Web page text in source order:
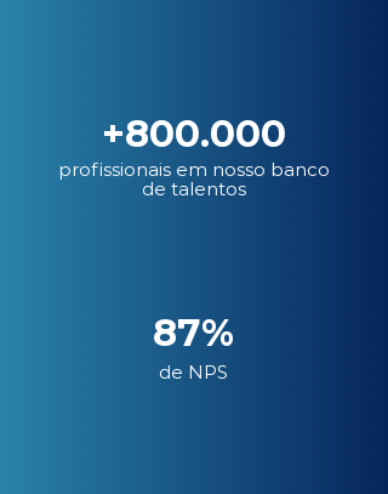
+800.000
profissionais em nosso banco
de talentos
87%
de NPS